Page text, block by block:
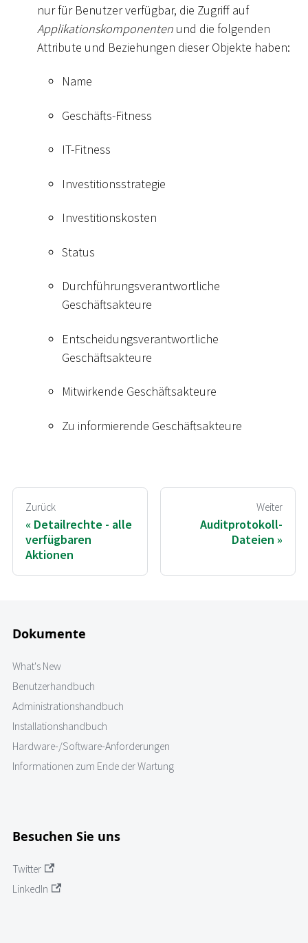
nur für Benutzer verfügbar, die Zugriff auf
Applikationskomponenten und die folgenden
Attribute und Beziehungen dieser Objekte haben:
Name
Geschäfts-Fitness
IT-Fitness
Investitionsstrategie
Investitionskosten
Status
Durchführungsverantwortliche
Geschäftsakteure
Entscheidungsverantwortliche
Geschäftsakteure
Mitwirkende Geschäftsakteure
Zu informierende Geschäftsakteure
Zurück
Detailrechte - alle
verfügbaren
Aktionen
Weiter
Auditprotokoll-
Dateien
Dokumente
What's New
Benutzerhandbuch
Administrationshandbuch
Installationshandbuch
Hardware-/Software-Anforderungen
Informationen zum Ende der Wartung
Besuchen Sie uns
Twitter
LinkedIn